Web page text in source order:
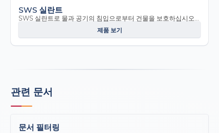
SWS 실란트
SWS 실란트로 물과 공기의 침입으로부터 건물을 보호하십시오...
제품 보기
관련 문서
문서 필터링